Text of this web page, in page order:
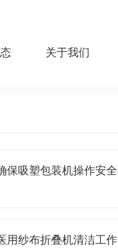
关于我们
保吸塑包装机操作安
用纱布折叠机清洁工